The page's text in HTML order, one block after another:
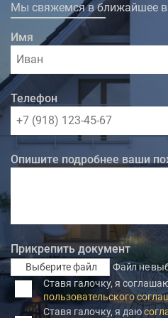
Мы свяжемся в ближайшее
Имя
Телефон
Опишите подробнее ваши
Прикрепить документ
Выберите файл
Файл не
Ставя галочку, я
пользовательского
Ставя галочку, я даю